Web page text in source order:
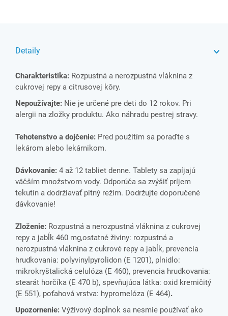
Detaily
Charakteristika: Rozpustná a nerozpustná vláknina z
cukrovej repy a citrusovej kôry.
Nepoužívajte: Nie je určené pre deti do 12 rokov. Pri
alergii na zložky produktu. Ako náhradu pestrej stravy.
Tehotenstvo a dojčenie: Pred použitím sa poraďte s
lekárom alebo lekárnikom.
Dávkovanie: 4 až 12 tabliet denne. Tablety sa zapíjajú
väčším množstvom vody. Odporúča sa zvýšiť príjem
tekutín a dodržiavať pitný režim. Dodržujte doporučené
dávkovanie!
Zloženie: Rozpustná a nerozpustná vláknina z cukrovej
repy a jabĺk 460 mg,ostatné živiny: rozpustná a
nerozpustná vláknina z cukrové repy a jabĺk, prevencia
hrudkovania: polyvinylpyrolidon (E 1201), plnidlo:
mikrokryštalická celulóza (E 460), prevencia hrudkovania:
stearát horčíka (E 470 b), spevňujúca látka: oxid kremičitý
(E 551), poťahová vrstva: hypromelóza (E 464).
Upozornenie: Výživový doplnok sa nesmie používať ako